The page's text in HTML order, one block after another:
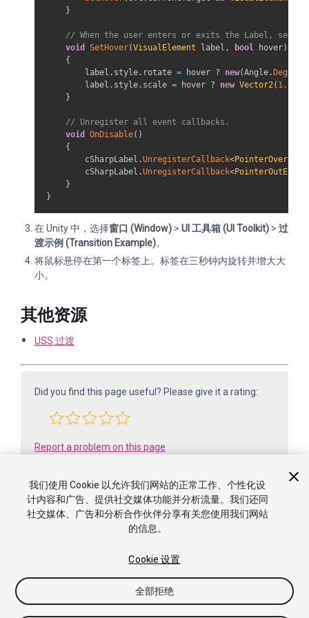
}
// When the user enters or exits the Label, set
void
SetHover(VisualElement label , bool hover)
{
        label
. style . rotate = hover ? new(Angle . Degrees
        label
. style . scale = hover ? new Vector2( 1.1f
}
// Unregister all event callbacks.
void
OnDisable( )
{
        cSharpLabel
.UnregisterCallback<
        cSharpLabel
.UnregisterCallback<PointerOutEvent
}
}
在 Unity 中，选择窗口 (Window) > UI 工具箱 (UI Toolkit) > 过
渡示例 (Transition Example)。
将鼠标悬停在第一个标签上。标签在三秒钟内旋转并增大大
小。
其他资源
USS 过渡
Did you find this page useful? Please give it a rating:
Report a problem on this page
版权所有 ©2005-2025 Unity Technologies. All rights reserved. Built
from 6000.0.65f1 (f34bf41fecc5). Built on: 2025-12-15.
我们使用 Cookie 以允许我们网站的正常工作、个性化设
计内容和广告、提供社交媒体功能并分析流量。我们还同
社交媒体、广告和分析合作伙伴分享有关您使用我们网站
的信息。
Cookie 设置
全部拒绝